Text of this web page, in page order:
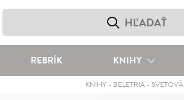
REBRÍK KNIHY
KNIHY - BELETRIA - SVETOVÁ